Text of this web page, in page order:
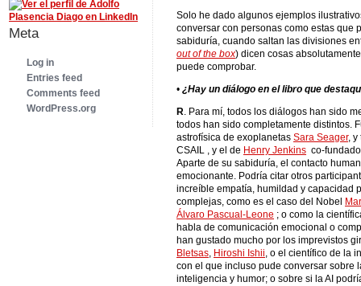
Solo he dado algunos ejemplos
conversar con personas como estas que
sabiduría, cuando saltan las divisiones
out of the box) dicen cosas
puede comprobar.
• ¿Hay un diálogo en el libro que
R. Para mí, todos los diálogos han sido
todos han sido completamente distintos.
astrofísica de exoplanetas Sara Seager, y
CSAIL , y el de Henry Jenkins co-
Aparte de su sabiduría, el contacto
emocionante. Podría citar otros
increíble empatía, humildad y capacidad
complejas, como es el caso del Nobel
Álvaro Pascual-Leone ; o como la
habla de comunicación emocional o
han gustado mucho por los imprevistos
Bletsas, Hiroshi Ishii, o el científico de la
con el que incluso pude conversar sobre
inteligencia y humor; o sobre si la AI
Meta
Log in
Entries feed
Comments feed
WordPress.org